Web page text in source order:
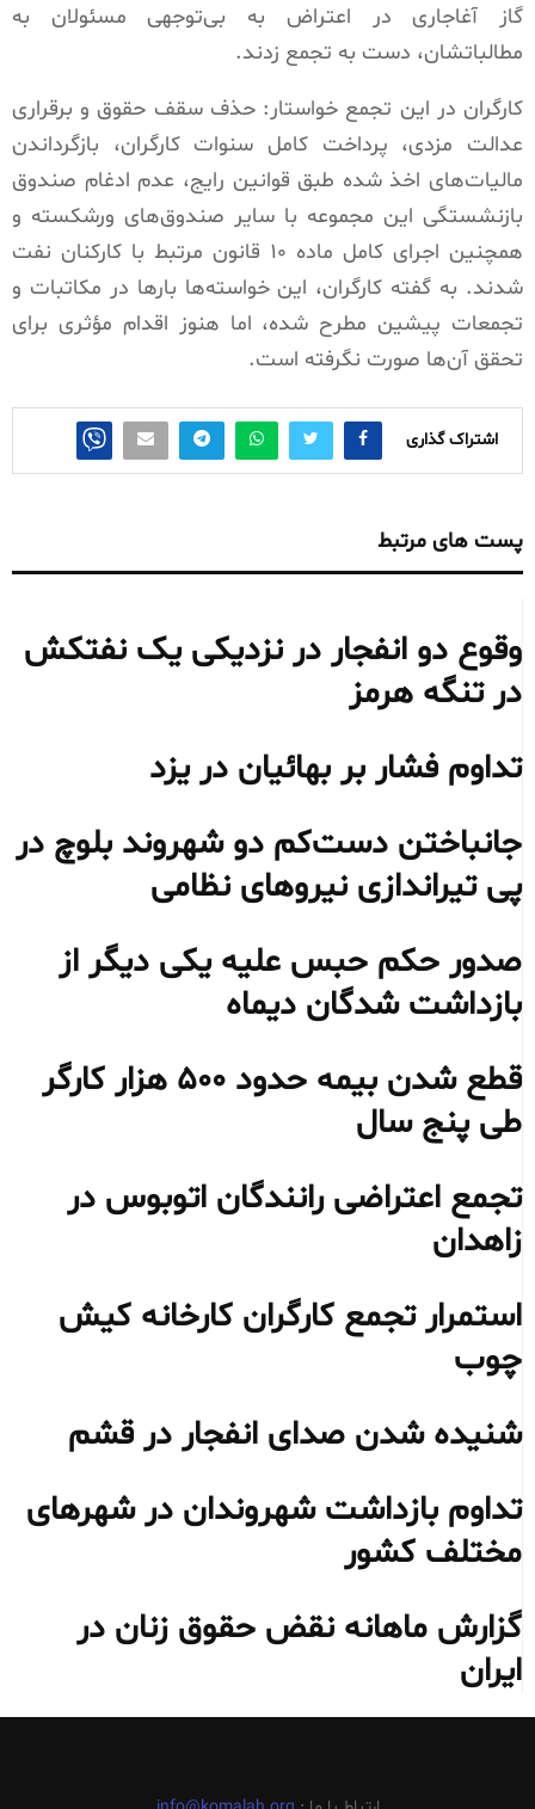
گاز آغاجاری در اعتراض به بی‌توجهی مسئولان به
مطالباتشان، دست به تجمع زدند.
کارگران در این تجمع خواستار: حذف سقف حقوق و برقراری
عدالت مزدی، پرداخت کامل سنوات کارگران، بازگرداندن
مالیات‌های اخذ شده طبق قوانین رایج، عدم ادغام صندوق
بازنشستگی این مجموعه با سایر صندوق‌های ورشکسته و
همچنین اجرای کامل ماده ۱۰ قانون مرتبط با کارکنان نفت
شدند. به گفته کارگران، این خواسته‌ها بارها در مکاتبات و
تجمعات پیشین مطرح شده، اما هنوز اقدام مؤثری برای
تحقق آن‌ها صورت نگرفته است.
اشتراک گذاری
پست های مرتبط
وقوع دو انفجار در نزدیکی یک نفتکش
در تنگه هرمز
تداوم فشار بر بهائیان در یزد
جانباختن دست‌کم دو شهروند بلوچ در
پی تیراندازی نیروهای نظامی
صدور حکم حبس علیه یکی دیگر از
بازداشت شدگان دیماه
قطع شدن بیمه حدود ۵۰۰ هزار کارگر
طی پنج سال
تجمع اعتراضی رانندگان اتوبوس در
زاهدان
استمرار تجمع کارگران کارخانه کیش
چوب
شنیده شدن صدای انفجار در قشم
تداوم بازداشت شهروندان در شهرهای
مختلف کشور
گزارش ماهانه نقض حقوق زنان در
ایران